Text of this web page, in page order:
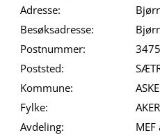
Adresse:
Besøksadresse:
Postnummer:
3475
Poststed:
Kommune:
Fylke:
Avdeling: